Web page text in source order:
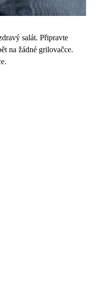
salát. Připravte
na žádné grilovačce.